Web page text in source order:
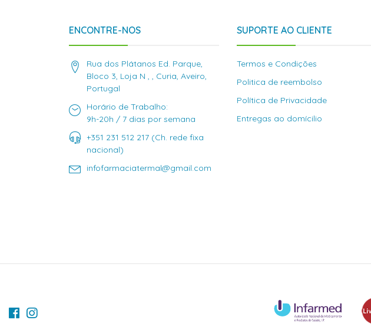
ENCONTRE-NOS
Rua dos Plátanos Ed. Parque,
Bloco 3, Loja N , , Curia, Aveiro,
Portugal
Horário de Trabalho:
9h-20h / 7 dias por semana
+351 231 512 217 (Ch. rede fixa
nacional)
infofarmaciatermal@gmail.com
SUPORTE AO CLIENTE
Termos e Condições
Politica de reembolso
Política de Privacidade
Entregas ao domícilio